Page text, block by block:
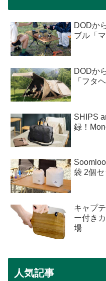
DODか
ブル「
DODか
「フタ
SHIPS
録！
袋 2個
キャプ
ー付き
場
人気記事